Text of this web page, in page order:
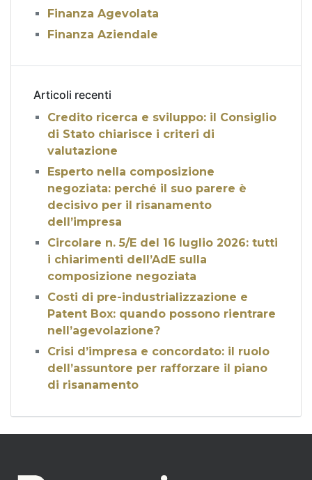
Finanza Agevolata
Finanza Aziendale
Articoli recenti
Credito ricerca e sviluppo: il Consiglio
di Stato chiarisce i criteri di
valutazione
Esperto nella composizione
negoziata: perché il suo parere è
decisivo per il risanamento
dell’impresa
Circolare n. 5/E del 16 luglio 2026: tutti
i chiarimenti dell’AdE sulla
composizione negoziata
Costi di pre-industrializzazione e
Patent Box: quando possono rientrare
nell’agevolazione?
Crisi d’impresa e concordato: il ruolo
dell’assuntore per rafforzare il piano
di risanamento